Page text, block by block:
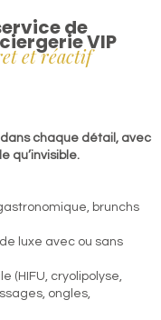
de
VIP
et réactif
chaque détail, avec
qu’invisible.
brunchs
luxe avec ou sans
(HIFU, cryolipolyse,
ongles,